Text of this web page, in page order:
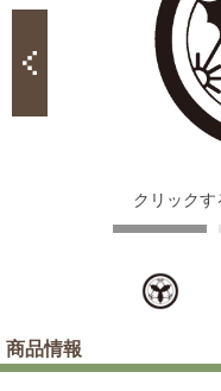
クリック
商品情報